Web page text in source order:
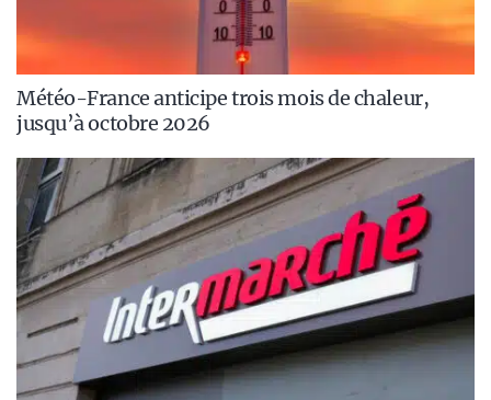
Météo-France anticipe trois mois de chaleur,
jusqu’à octobre 2026